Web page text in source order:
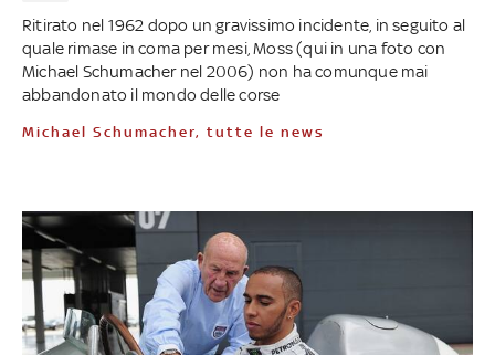
Ritirato nel 1962 dopo un gravissimo incidente, in seguito al
quale rimase in coma per mesi, Moss (qui in una foto con
Michael Schumacher nel 2006) non ha comunque mai
abbandonato il mondo delle corse
Michael Schumacher, tutte le news